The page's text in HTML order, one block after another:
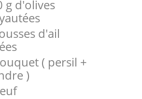
g d'olives
d'ail
( persil +
)